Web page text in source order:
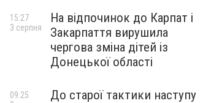
На відпочинок до Карпат і
Закарпаття вирушила
чергова зміна дітей із
Донецької області
15:27
3 серпня
До старої тактики наступу
09:25